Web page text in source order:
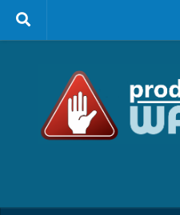
Zum Inhalt springen